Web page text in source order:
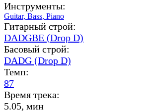
Инструменты:
Guitar, Bass, Piano
Гитарный строй:
DADGBE (Drop D)
Басовый строй:
DADG (Drop D)
Темп:
87
Время трека:
5.05, мин